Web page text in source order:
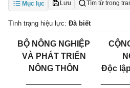
Mục lục Lưu Tìm từ trong
Tình trạng hiệu lực: Đã biết
BỘ NÔNG NGHIỆP
VÀ PHÁT TRIỂN
NÔNG THÔN
Độc